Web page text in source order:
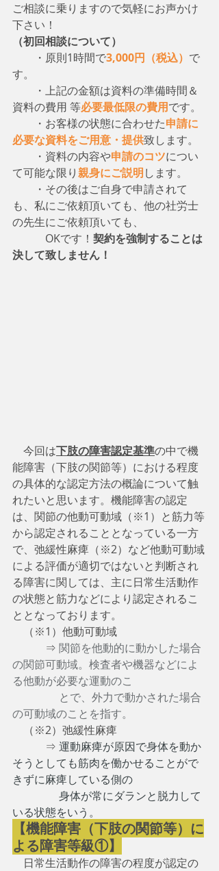
ご相談に乗りますので気軽にお声かけ
下さい！
（初回相談について）
・原則1時間で3,000円（税込） で
す。
・上記の金額は資料の準備時間＆
資料の費用 等必要最低限の費用です。
・お客様の状態に合わせた申請に
必要な資料をご用意・提供致します。
・資料の内容や申請のコツについ
て可能な限り親身にご説明します。
・その後はご自身で申請されて
も、私にご依頼頂いても、他の社労士
の先生にご依頼頂いても、
OKです！ 契約を強制することは
決して致しません！
今回は下肢の障害認定基準の中で機
能障害（下肢の関節等）における程度
の具体的な認定方法の概論について触
れたいと思います。機能障害の認定
は、関節の他動可動域（※1）と筋力等
から認定されることとなっている一方
で、弛緩性麻痺（※2）など他動可動域
による評価が適切ではないと判断され
る障害に関しては、主に日常生活動作
の状態と筋力などにより認定されるこ
ととなっております。
（※1）他動可動域
⇒ 関節を他動的に動かした場合
の関節可動域。検査者や機器などによ
る他動が必要な運動のこ
とで、外力で動かされた場合
の可動域のことを指す。
（※2）弛緩性麻痺
⇒ 運動麻痺が原因で身体を動か
そうとしても筋肉を働かせることがで
きずに麻痺している側の
身体が常にダランと脱力して
いる状態をいう。
【機能障害（下肢の関節等）に
よる障害等級①】
日常生活動作の障害の程度が認定の